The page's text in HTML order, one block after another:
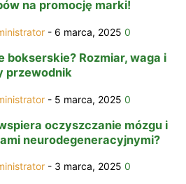
na promocję marki!
- 6 marca, 2025 0
bokserskie? Rozmiar, waga i
przewodnik
- 5 marca, 2025 0
oczyszczanie mózgu i
neurodegeneracyjnymi?
- 3 marca, 2025 0